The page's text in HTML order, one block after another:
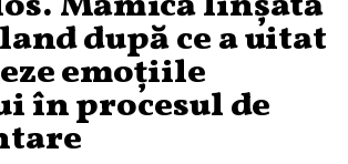
după ce a uitat
emoțiile
în procesul de